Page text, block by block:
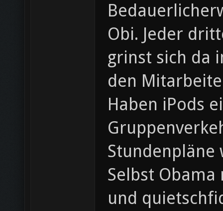
Obi. Jeder
grinst sich da
den
Haben iPods
Stundenpläne
Selbst
und